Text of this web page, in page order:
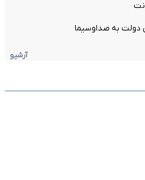
دولت به صداوسیما
آرشیو